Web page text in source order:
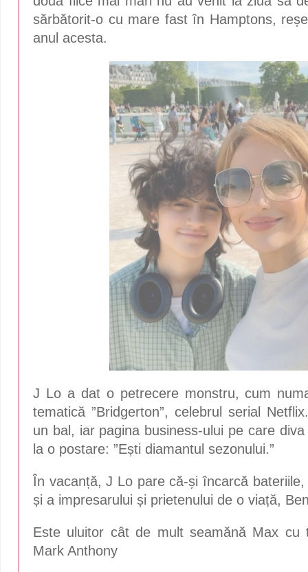
sărbătorit-o cu mare fast în Hamptons,
anul acesta.
J Lo a dat o petrecere monstru, cum
tematică ”Bridgerton”, celebrul serial
un bal, iar pagina business-ului pe care
la o postare: ”Ești diamantul sezonului.”
În vacanță, J Lo pare că-și încarcă
și a impresarului și prietenului de o viață,
Este uluitor cât de mult seamănă Max cu
Mark Anthony